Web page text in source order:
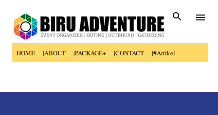
HOME |ABOUT |PACKAGE+ |CONTACT |#Artikel